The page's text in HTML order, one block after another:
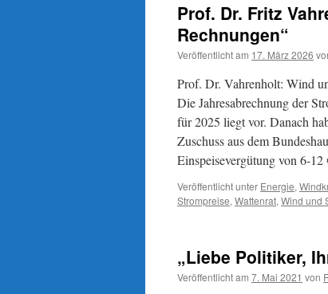
Prof. Dr. Fritz
Rechnungen“
Veröffentlicht am 17. März 2026
Prof. Dr. Vahrenholt: Wind
Die Jahresabrechnung der
für 2025 liegt vor. Danach
Zuschuss aus dem
Einspeisevergütung von 6-
Veröffentlicht unter Energie,
Strompreise, Wattenrat, Wind und
„Liebe Politiker,
Veröffentlicht am 7. Mai 2021 von